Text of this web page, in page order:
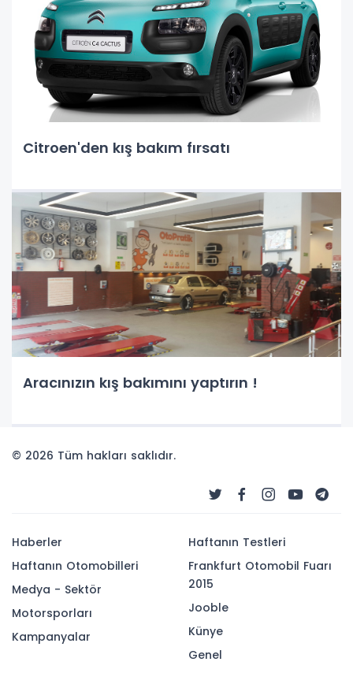
Citroen'den kış bakım fırsatı
Aracınızın kış bakımını yaptırın !
© 2026 Tüm hakları saklıdır.
Haberler
Haftanın Otomobilleri
Medya - Sektör
Motorsporları
Kampanyalar
Haftanın Testleri
Frankfurt Otomobil Fuarı
2015
Jooble
Künye
Genel